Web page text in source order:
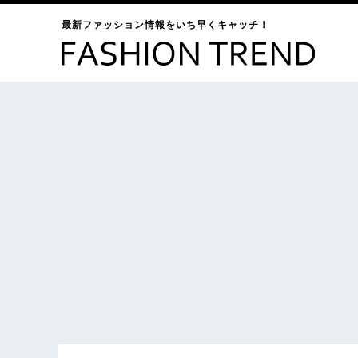
最新ファッション情報をいち早くキャッチ！